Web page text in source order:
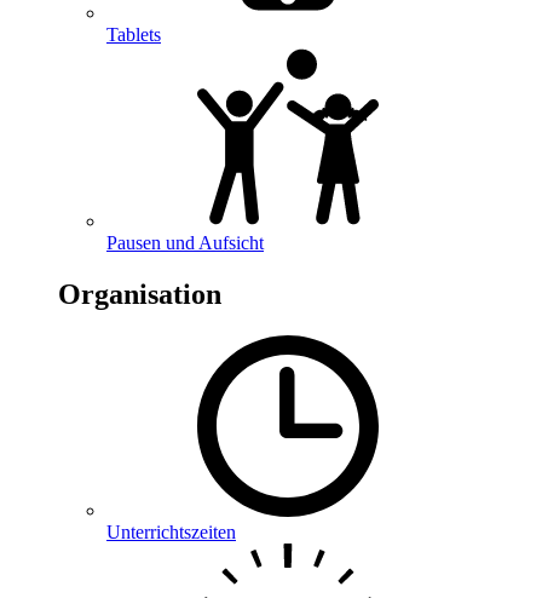
Tablets
Pausen und Aufsicht
Organisation
Unterrichtszeiten